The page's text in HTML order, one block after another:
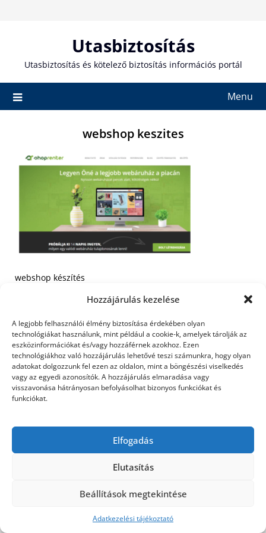
Hozzájárulás kezelése
A legjobb felhasználói élmény biztosítása érdekében olyan
technológiákat használunk, mint például a cookie-k, amelyek tárolják az
eszközinformációkat és/vagy hozzáférnek azokhoz. Ezen
technológiákhoz való hozzájárulás lehetővé teszi számunkra, hogy olyan
adatokat dolgozzunk fel ezen az oldalon, mint a böngészési viselkedés
vagy az egyedi azonosítók. A hozzájárulás elmaradása vagy
visszavonása hátrányosan befolyásolhat bizonyos funkciókat és
funkciókat.
Elfogadás
Elutasítás
Beállítások megtekintése
Adatkezelési tájékoztató
Utasbiztosítás
Utasbiztosítás és kötelező biztosítás információs portál
Menu
webshop keszites
webshop készítés
©2026 Utasbiztosítás| Design:Newspaperly
WordPress Theme